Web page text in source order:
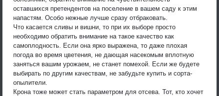
оставшихся претендентов на поселение в вашем саду к этим
напастям. Особо нежные лучше сразу отбраковать.
Что касается сливы и вишни, то при их выборе просто
необходимо обратить внимание на такое качество как
самоплодность. Если она ярко выражена, то даже плохая
погода во время цветения, не дающая насекомым вплотную
заняться вашим урожаем, не станет помехой. Если же будете
выбирать по другим качествам, не забудьте купить и сорта-
опылители.
Крона тоже может стать параметром для отсева. Тот, кто хочет